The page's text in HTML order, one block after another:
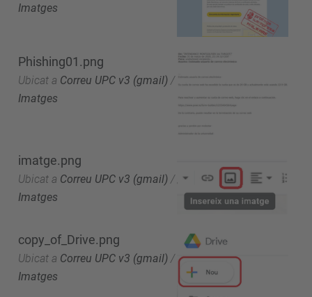
Imatges
Phishing01.png
Ubicat a Correu UPC v3 (gmail) /
Imatges
imatge.png
Ubicat a Correu UPC v3 (gmail) /
Imatges
copy_of_Drive.png
Ubicat a Correu UPC v3 (gmail) /
Imatges